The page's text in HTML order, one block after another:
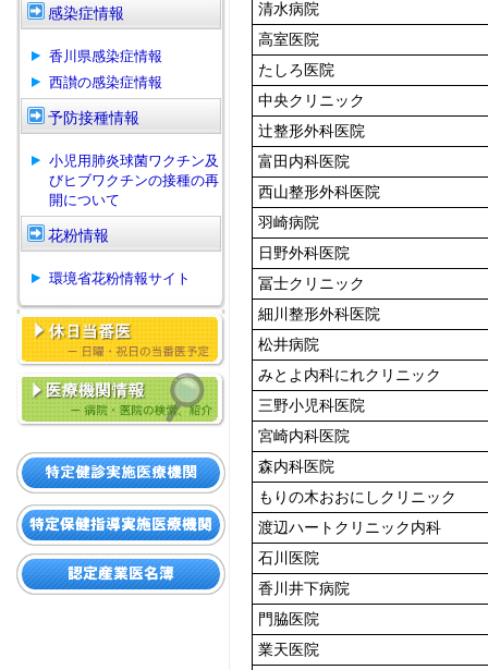
感染症情報
香川県感染症情報
西讃の感染症情報
予防接種情報
小児用肺炎球菌ワクチン及
びヒブワクチンの接種の再
開について
花粉情報
環境省花粉情報サイト
清水病院
高室医院
たしろ医院
中央クリニック
辻整形外科医院
富田内科医院
西山整形外科医院
羽崎病院
日野外科医院
冨士クリニック
細川整形外科医院
松井病院
みとよ内科にれクリニック
三野小児科医院
宮崎内科医院
森内科医院
もりの木おおにしクリニック
渡辺ハートクリニック内科
石川医院
香川井下病院
門脇医院
業天医院